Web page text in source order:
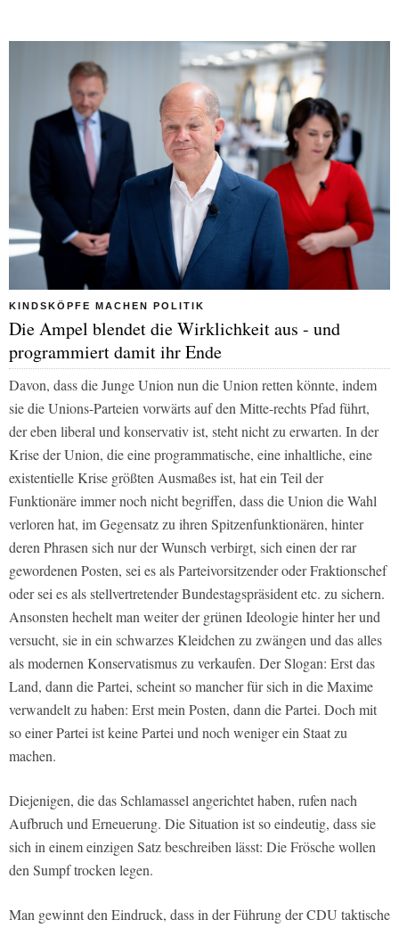
KINDSKÖPFE MACHEN POLITIK
Die Ampel blendet die Wirklichkeit aus - und
programmiert damit ihr Ende
Davon, dass die Junge Union nun die Union retten könnte, indem
sie die Unions-Parteien vorwärts auf den Mitte-rechts Pfad führt,
der eben liberal und konservativ ist, steht nicht zu erwarten. In der
Krise der Union, die eine programmatische, eine inhaltliche, eine
existentielle Krise größten Ausmaßes ist, hat ein Teil der
Funktionäre immer noch nicht begriffen, dass die Union die Wahl
verloren hat, im Gegensatz zu ihren Spitzenfunktionären, hinter
deren Phrasen sich nur der Wunsch verbirgt, sich einen der rar
gewordenen Posten, sei es als Parteivorsitzender oder Fraktionschef
oder sei es als stellvertretender Bundestagspräsident etc. zu sichern.
Ansonsten hechelt man weiter der grünen Ideologie hinter her und
versucht, sie in ein schwarzes Kleidchen zu zwängen und das alles
als modernen Konservatismus zu verkaufen. Der Slogan: Erst das
Land, dann die Partei, scheint so mancher für sich in die Maxime
verwandelt zu haben: Erst mein Posten, dann die Partei. Doch mit
so einer Partei ist keine Partei und noch weniger ein Staat zu
machen.
Diejenigen, die das Schlamassel angerichtet haben, rufen nach
Aufbruch und Erneuerung. Die Situation ist so eindeutig, dass sie
sich in einem einzigen Satz beschreiben lässt: Die Frösche wollen
den Sumpf trocken legen.
Man gewinnt den Eindruck, dass in der Führung der CDU taktische